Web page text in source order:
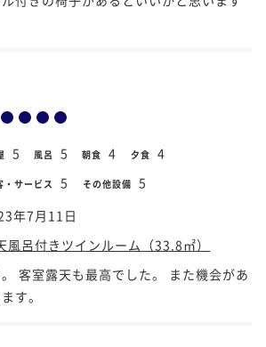
5 風呂 5 朝食 4 夕食 4
・サービス 5 その他設備 5
年7月11日
風呂付きツインルーム（33.8㎡）
客室露天も最高でした。 また機会があ
す。